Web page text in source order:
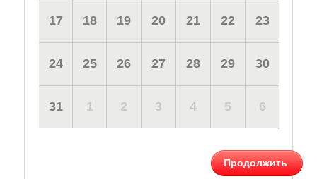
17 18 19 20 21 22 23
24 25 26 27 28 29 30
31 1 2 3 4 5 6
Продолжить